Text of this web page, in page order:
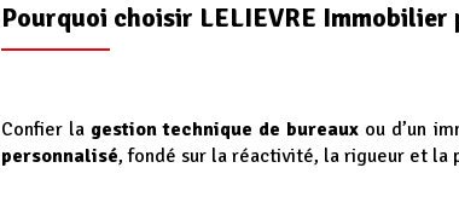
Pourquoi choisir LELIEVRE
Confier la gestion technique de bureaux ou d’un
personnalisé, fondé sur la réactivité, la rigueur et la